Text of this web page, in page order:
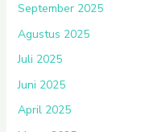
September 2025
Agustus 2025
Juli 2025
Juni 2025
April 2025